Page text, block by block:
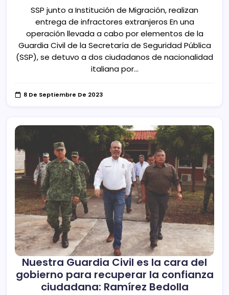
SSP junto a Institución de Migración, realizan
entrega de infractores extranjeros En una
operación llevada a cabo por elementos de la
Guardia Civil de la Secretaría de Seguridad Pública
(SSP), se detuvo a dos ciudadanos de nacionalidad
italiana por…
8 De Septiembre De 2023
Nuestra Guardia Civil es la cara del
gobierno para recuperar la confianza
ciudadana: Ramírez Bedolla